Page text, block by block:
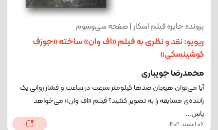
پرونده جایزه فیلم اسکار | صفحه سی‌و‌سوم
ریویو: نقد و نظری به فیلم «اف وان» ساخته «جوزف
کوشینسکی»
محمدرضا جویباری
آیا می‌توان هیجان صدها کیلومتر سرعت در ساعت و فشار روانی یک
راننده‌ی مسابقه را به تصویر کشید؟ فیلم «اف وان» می‌خواهد
پاس...
06 اسفند 1404